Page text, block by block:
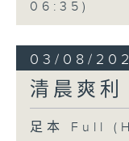
06:35)
03/08/
清晨爽利
足本 Full